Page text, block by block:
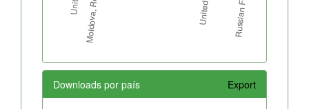
Downloads por país Export